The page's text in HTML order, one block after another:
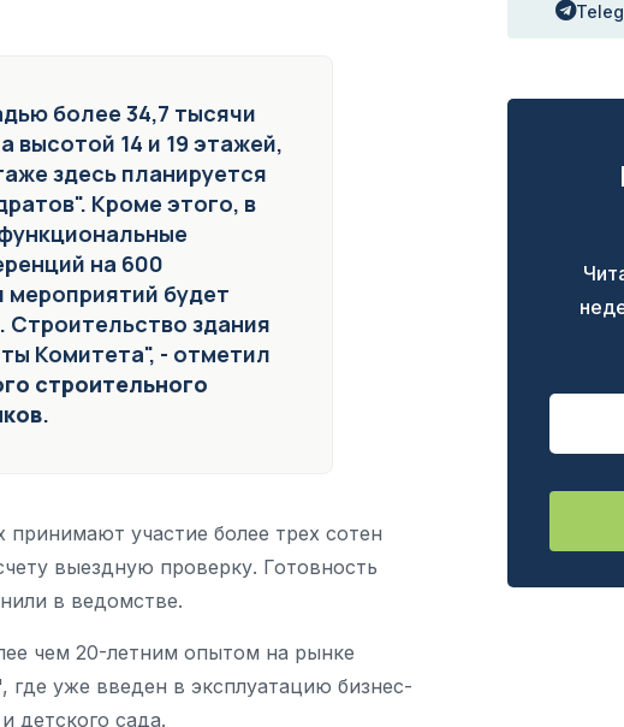
более 34,7 тысячи
высотой 14 и 19 этажей,
здесь планируется
Кроме этого, в
на 600
будет
Строительство здания
Комитета", - отметил
строительного
.
участие более трех сотен
выездную проверку. Готовность
в ведомстве.
чем 20-летним опытом на рынке
уже введен в эксплуатацию бизнес-
детского сада.